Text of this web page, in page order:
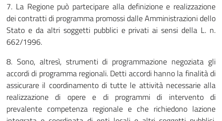
7. La Regione può partecipare alla definizione e realizzazione
dei contratti di programma promossi dalle Amministrazioni dello
Stato e da altri soggetti pubblici e privati ai sensi della L. n.
662/1996.
8. Sono, altresì, strumenti di programmazione negoziata gli
accordi di programma regionali. Detti accordi hanno la finalità di
assicurare il coordinamento di tutte le attività necessarie alla
realizzazione di opere e di programmi di intervento di
prevalente competenza regionale e che richiedono lazione